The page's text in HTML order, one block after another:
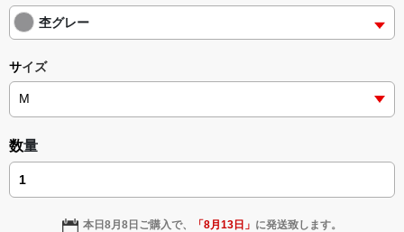
杢グレー
サイズ
数量
本日8月8日 ご購入で、 「8月13日 」 に発送致します。